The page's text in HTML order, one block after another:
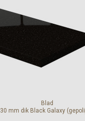
Blad
30 mm dik Black Galaxy